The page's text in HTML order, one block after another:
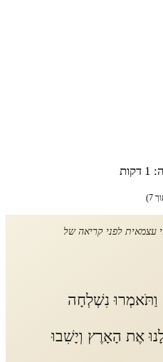
לפני קריאה של
וַתֹּאמְרוּ נִשְׁלְחָה
אֶת הָאָרֶץ וְיָשִׁבוּ